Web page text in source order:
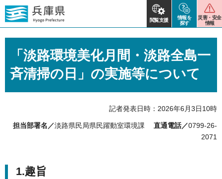
閲覧支援
情報を
探す
災害・安全
情報
「淡路環境美化月間・淡路全島一
斉清掃の日」の実施等について
記者発表日時：2026年6月3日10時
担当部署名／淡路県民局県民躍動室環境課 直通電話／0799-26-
2071
1.趣旨